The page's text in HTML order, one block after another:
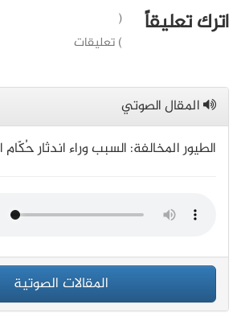
اترك تعليقاً
(
) تعليقات
المقال الصوتي
الطيور المخالفة: السبب وراء اندثار حُكّام
المقالات الصوتية